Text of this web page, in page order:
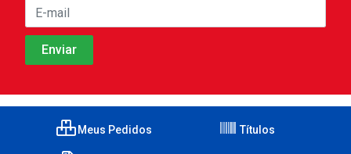
Meus Pedidos Títulos